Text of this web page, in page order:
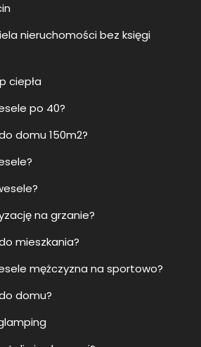
nieruchomości bez księgi
ciepła
po 40?
domu 150m2?
na grzanie?
mieszkania?
mężczyzna na sportowo?
domu?